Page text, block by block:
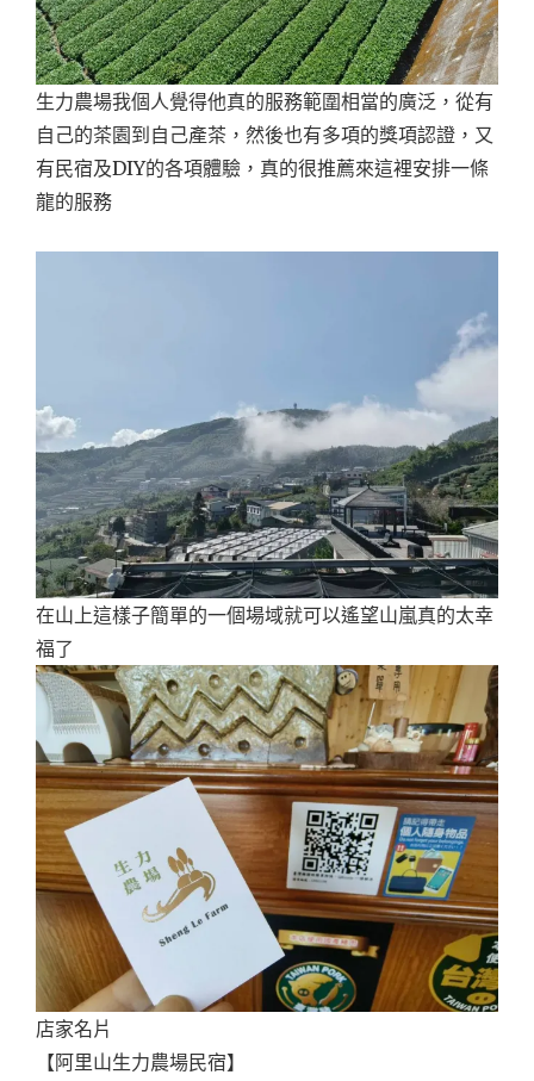
生力農場我個人覺得他真的服務範圍相當的廣泛，從有
自己的茶園到自己產茶，然後也有多項的獎項認證，又
有民宿及DIY的各項體驗，真的很推薦來這裡安排一條
龍的服務
在山上這樣子簡單的一個場域就可以遙望山嵐真的太幸
福了
店家名片
【阿里山生力農場民宿】